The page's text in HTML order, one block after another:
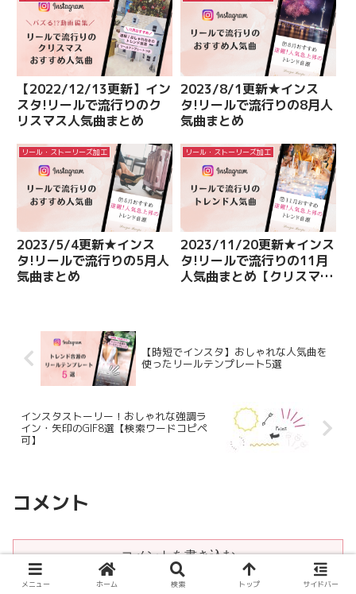
【2022/12/13更新】イン
スタ!リールで流行りのク
リスマス人気曲まとめ
2023/8/1更新★インス
タ!リールで流行りの8月人
気曲まとめ
リール・ストーリーズ加工
2023/5/4更新★インス
タ!リールで流行りの5月人
気曲まとめ
リール・ストーリーズ加工
2023/11/20更新★インス
タ!リールで流行りの11月
人気曲まとめ【クリスマス
【時短でインスタ】おしゃれな人気曲を
使ったリールテンプレート5選
インスタストーリー！おしゃれな強調ラ
イン・矢印のGIF8選【検索ワードコピペ
可】
コメント
コメントを書き込む
メニュー ホーム 検索 トップ サイドバー